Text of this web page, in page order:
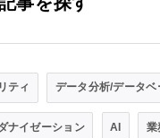
ティ データ分析/データベ
ナイゼーション AI 業